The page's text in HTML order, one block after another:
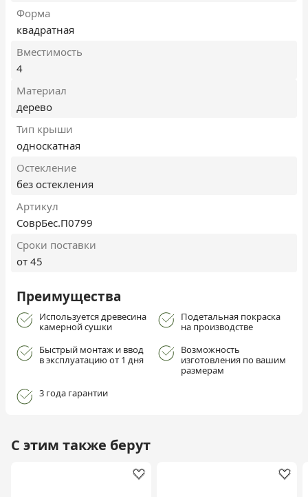
Форма
квадратная
Вместимость
4
Материал
дерево
Тип крыши
односкатная
Остекление
без остекления
Артикул
СоврБес.П0799
Сроки поставки
от 45
Преимущества
Используется древесина
камерной сушки
Подетальная покраска
на производстве
Быстрый монтаж и ввод
в эксплуатацию от 1 дня
Возможность
изготовления по вашим
размерам
3 года гарантии
С этим также берут